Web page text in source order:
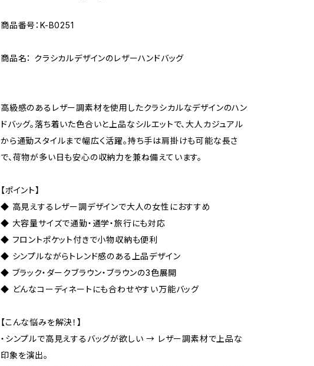
商品番号：K-B0251
商品名： クラシカルデザインのレザーハンドバッグ
高級感のあるレザー調素材を使用したクラシカルなデザインのハン
ドバッグ。落ち着いた色合いと上品なシルエットで、大人カジュアル
から通勤スタイルまで幅広く活躍。持ち手は肩掛けも可能な長さ
で、荷物が多い日も安心の収納力を兼ね備えています。
【ポイント】
◆ 高見えするレザー調デザインで大人の女性におすすめ
◆ 大容量サイズで通勤・通学・旅行にも対応
◆ フロントポケット付きで小物収納も便利
◆ シンプルながらトレンド感のある上品デザイン
◆ ブラック・ダークブラウン・ブラウンの3色展開
◆ どんなコーディネートにも合わせやすい万能バッグ
【こんな悩みを解決！】
・シンプルで高見えするバッグが欲しい → レザー調素材で上品な
印象を演出。